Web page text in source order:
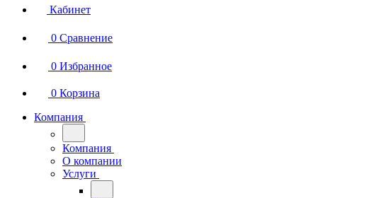
Кабинет
0 Сравнение
0 Избранное
0 Корзина
Компания
Компания
О компании
Услуги